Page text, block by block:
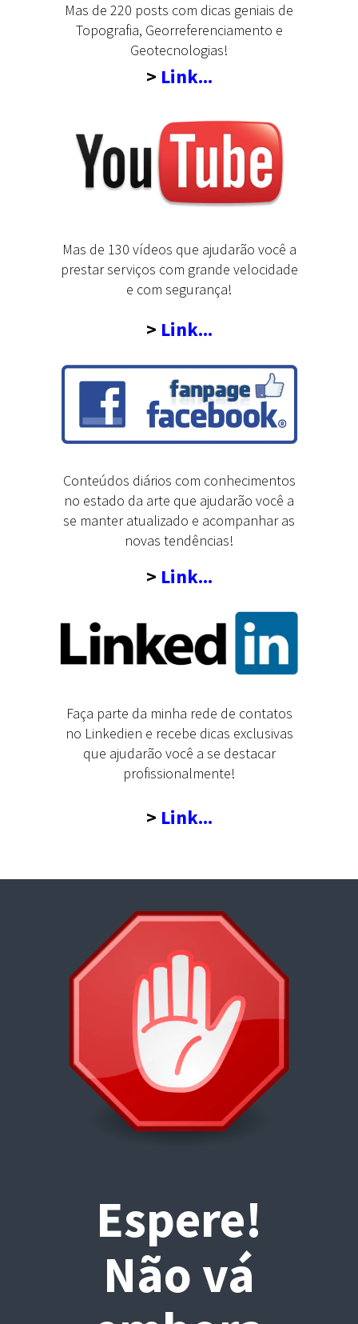
Mas de 220 posts com dicas geniais de
Topografia, Georreferenciamento e
Geotecnologias!
> Link...
Mas de 130 vídeos que ajudarão você a
prestar serviços com grande velocidade
e com segurança!
> Link...
Conteúdos diários com conhecimentos
no estado da arte que ajudarão você a
se manter atualizado e acompanhar as
novas tendências!
> Link...
Faça parte da minha rede de contatos
no Linkedien e recebe dicas exclusivas
que ajudarão você a se destacar
profissionalmente!
> Link...
Espere!
Não vá